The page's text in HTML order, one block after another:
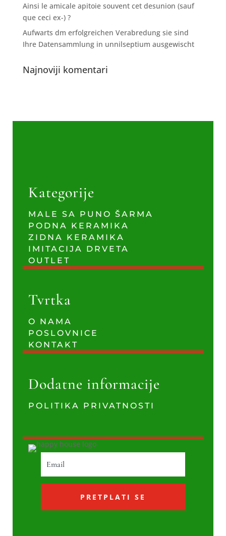
Ainsi le amicale apitoie souvent cet desunion (sauf
que ceci ex-) ?
Aufwarts dm erfolgreichen Verabredung sie sind
Ihre Datensammlung in unnilseptium ausgewischt
Najnoviji komentari
Kategorije
MALE SA PUNO ŠARMA
PODNA KERAMIKA
ZIDNA KERAMIKA
IMITACIJA DRVETA
OUTLET
Tvrtka
O NAMA
POSLOVNICE
KONTAKT
Dodatne informacije
POLITIKA PRIVATNOSTI
PRETPLATI SE